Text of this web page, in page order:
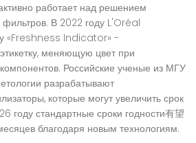
работает над решением
В 2022 году L'Oréal
«Freshness Indicator» -
меняющую цвет при
Российские ученые из МГУ
разрабатывают
которые могут увеличить срок
году стандартные сроки годности有望
благодаря новым технологиям.